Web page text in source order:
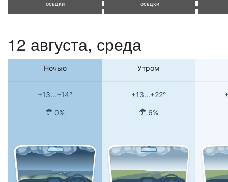
осадки
осадки
12 августа, среда
Ночью Утром
+13...+14° +13...+22°
0% 6%